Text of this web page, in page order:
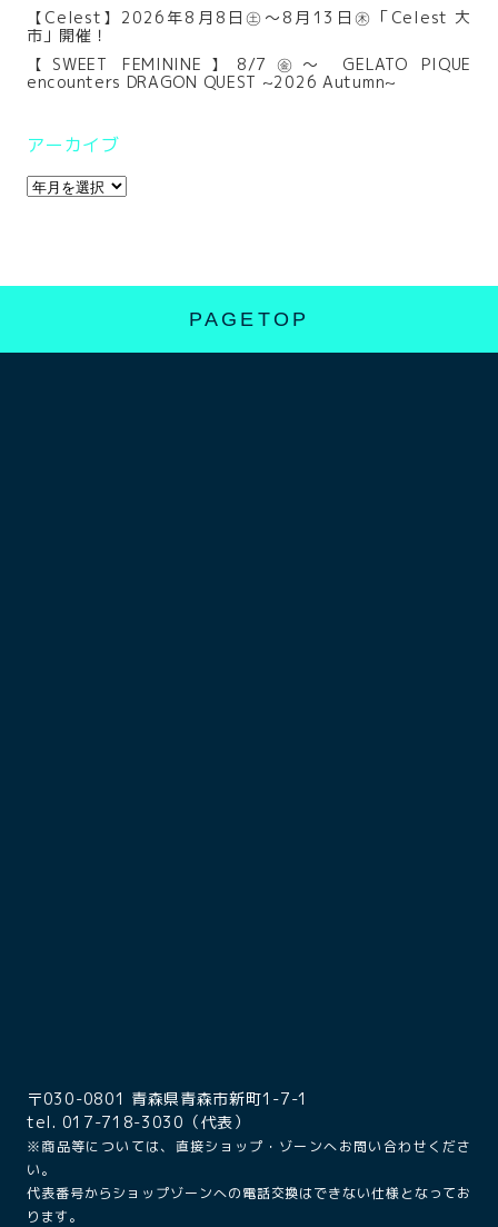
【Celest】2026年8月8日㊏～8月13日㊍「Celest 大
市」開催！
【SWEET FEMININE】8/7㊎～ GELATO PIQUE
encounters DRAGON QUEST ~2026 Autumn~
アーカイブ
PAGETOP
〒030-0801 青森県青森市新町1-7-1
tel. 017-718-3030（代表）
※商品等については、直接ショップ・ゾーンへお問い合わせくださ
い。
代表番号からショップゾーンへの電話交換はできない仕様となってお
ります。